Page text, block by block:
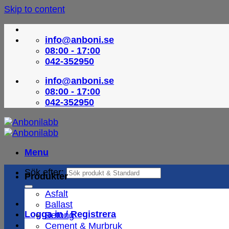
Skip to content
info@anboni.se
08:00 - 17:00
042-352950
info@anboni.se
08:00 - 17:00
042-352950
Menu
Sök efter:
Logga in / Registrera
Produkter
Asfalt
Ballast
Betong
Cement & Murbruk